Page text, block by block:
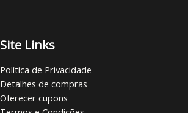
Site Links
Política de Privacidade
Detalhes de compras
Oferecer cupons